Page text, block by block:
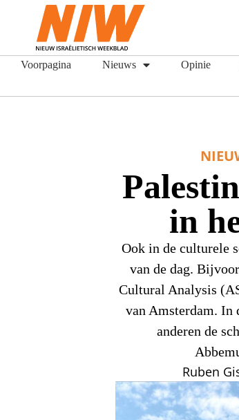
Voorpagina Nieuws Opinie
in
Ook in de culturele
van de dag.
Cultural Analysis
van Amsterdam. In
anderen de
Ruben